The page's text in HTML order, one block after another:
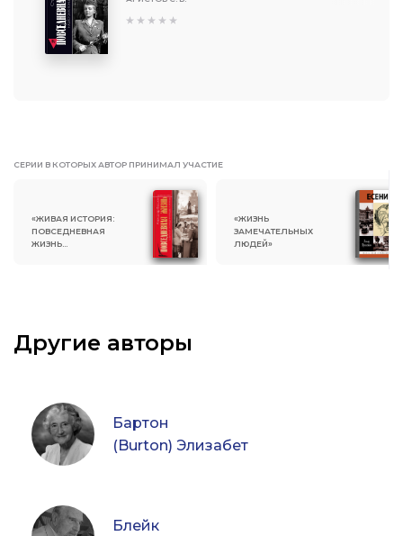
СЕРИИ В КОТОРЫХ АВТОР ПРИНИМАЛ УЧАСТИЕ
«ЖИВАЯ ИСТОРИЯ:
ПОВСЕДНЕВНАЯ
ЖИЗНЬ
«ЖИЗНЬ
ЗАМЕЧАТЕЛЬНЫХ
ЛЮДЕЙ»
Другие авторы
Бартон
(Burton) Элизабет
Блейк